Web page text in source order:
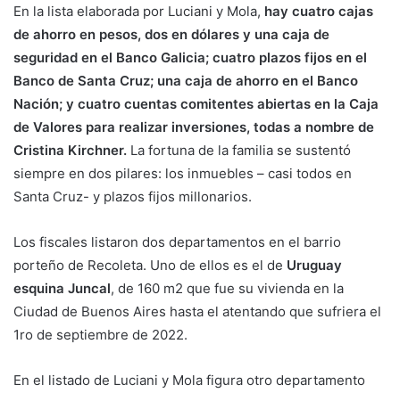
En la lista elaborada por Luciani y Mola, hay cuatro cajas
de ahorro en pesos, dos en dólares y una caja de
seguridad en el Banco Galicia; cuatro plazos fijos en el
Banco de Santa Cruz; una caja de ahorro en el Banco
Nación; y cuatro cuentas comitentes abiertas en la Caja
de Valores para realizar inversiones, todas a nombre de
Cristina Kirchner. La fortuna de la familia se sustentó
siempre en dos pilares: los inmuebles – casi todos en
Santa Cruz- y plazos fijos millonarios.
Los fiscales listaron dos departamentos en el barrio
porteño de Recoleta. Uno de ellos es el de Uruguay
esquina Juncal, de 160 m2 que fue su vivienda en la
Ciudad de Buenos Aires hasta el atentando que sufriera el
1ro de septiembre de 2022.
En el listado de Luciani y Mola figura otro departamento